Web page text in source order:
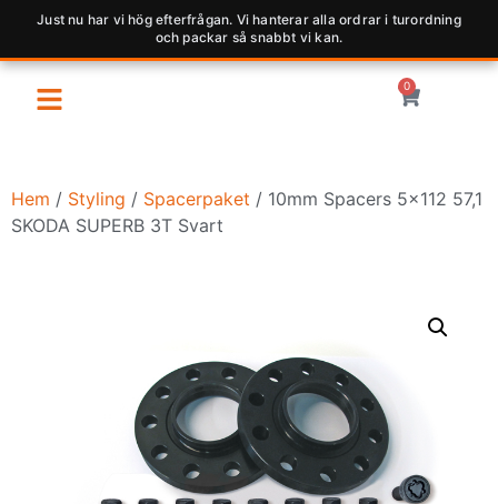
Just nu har vi hög efterfrågan. Vi hanterar alla ordrar i turordning
och packar så snabbt vi kan.
0
Hem / Styling / Spacerpaket / 10mm Spacers 5×112 57,1
SKODA SUPERB 3T Svart